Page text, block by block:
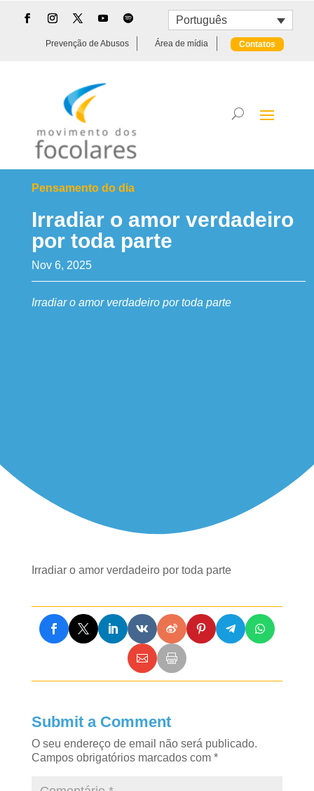
Português
Prevenção de Abusos Área de mídia Contatos
Pensamento do dia
Irradiar o amor verdadeiro
por toda parte
Nov 6, 2025
Irradiar o amor verdadeiro por toda parte
Irradiar o amor verdadeiro por toda parte
Submit a Comment
O seu endereço de email não será publicado.
Campos obrigatórios marcados com *